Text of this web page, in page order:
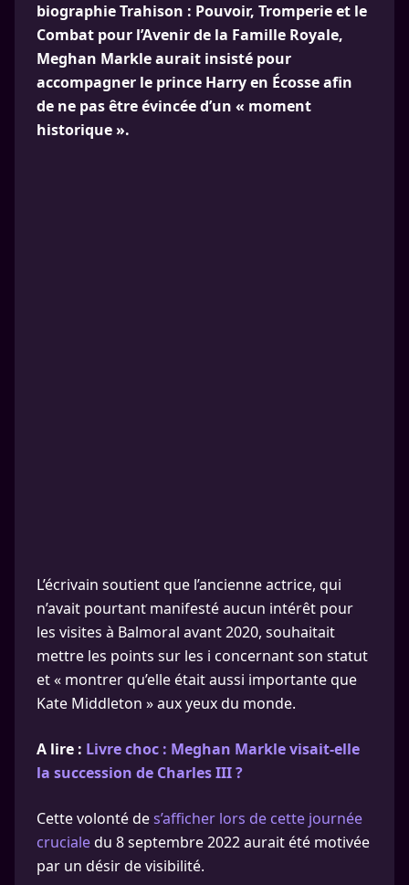
biographie Trahison : Pouvoir, Tromperie et le
Combat pour l’Avenir de la Famille Royale,
Meghan Markle aurait insisté pour
accompagner le prince Harry en Écosse afin
de ne pas être évincée d’un « moment
historique ».
L’écrivain soutient que l’ancienne actrice, qui
n’avait pourtant manifesté aucun intérêt pour
les visites à Balmoral avant 2020, souhaitait
mettre les points sur les i concernant son statut
et « montrer qu’elle était aussi importante que
Kate Middleton » aux yeux du monde.
A lire : Livre choc : Meghan Markle visait-elle
la succession de Charles III ?
Cette volonté des’afficher lors de cette journée
crucialedu 8 septembre 2022 aurait été motivée
par un désir de visibilité.